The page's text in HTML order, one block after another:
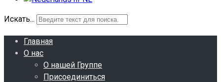
Искать...
Главная
О нас
О нашей Группе
Присоединиться